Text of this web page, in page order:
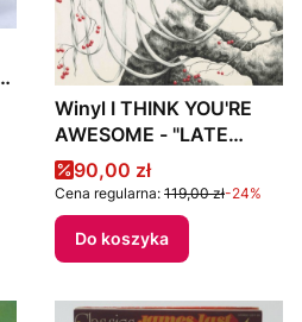
Winyl I THINK YOU'RE
AWESOME - "LATE
BLOOMER"
Cena promocyjna
90,00 zł
Cena regularna: 119,00 zł-24%
Do koszyka